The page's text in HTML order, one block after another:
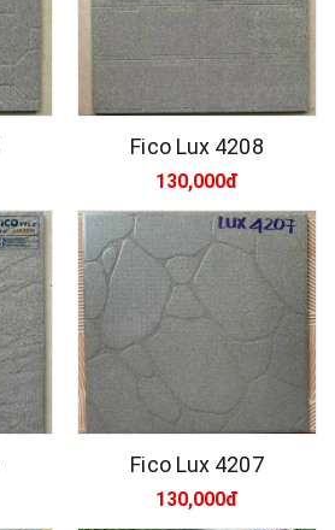
Fico Lux 4208
130,000đ
Fico Lux 4207
130,000đ